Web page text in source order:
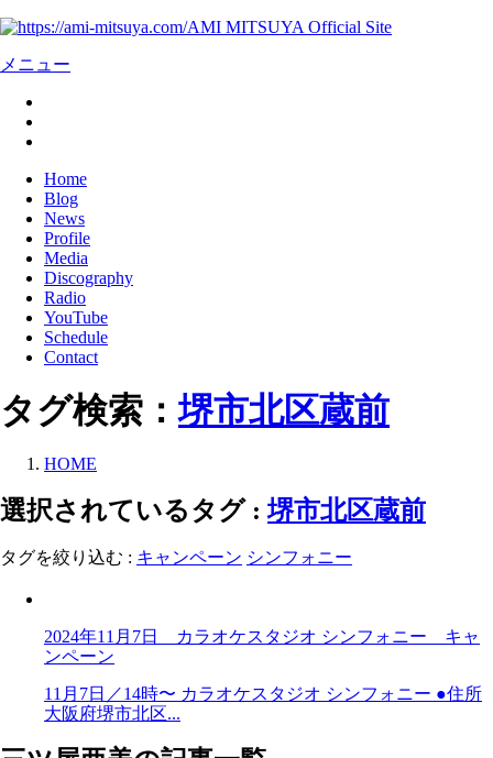
AMI MITSUYA Official Site
メニュー
Home
Blog
News
Profile
Media
Discography
Radio
YouTube
Schedule
Contact
タグ検索：堺市北区蔵前
HOME
選択されているタグ :堺市北区蔵前
タグを絞り込む : キャンペーン シンフォニー
2024年11月7日 カラオケスタジオ シンフォニー キャ
ンペーン
11月7日／14時〜 カラオケスタジオ シンフォニー ●住所
大阪府堺市北区...